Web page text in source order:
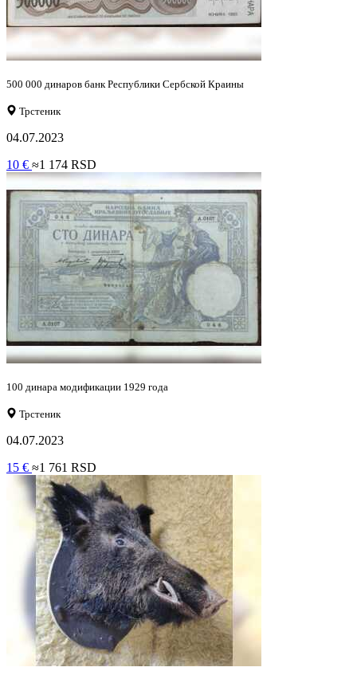
500 000 динаров банк Республики Сербской Краины
Трстеник
04.07.2023
10 € ≈1 174 RSD
100 динара модификации 1929 года
Трстеник
04.07.2023
15 € ≈1 761 RSD